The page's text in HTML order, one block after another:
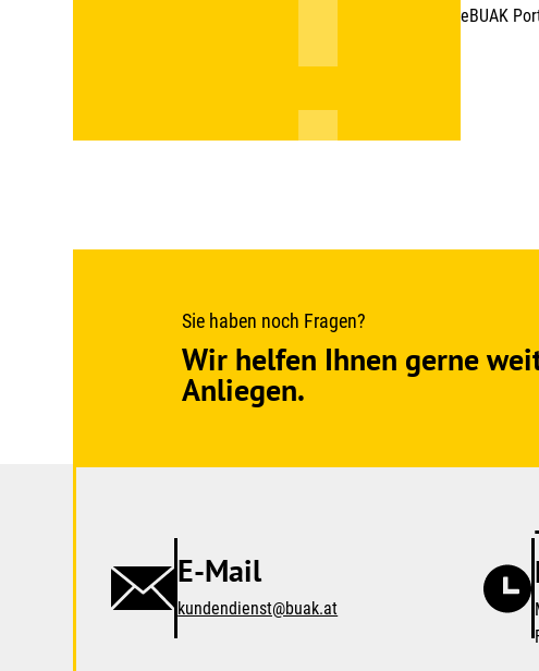
eBUAK
Sie haben noch Fragen?
Wir helfen Ihnen gerne
Anliegen.
E-Mail
kundendienst@buak.at